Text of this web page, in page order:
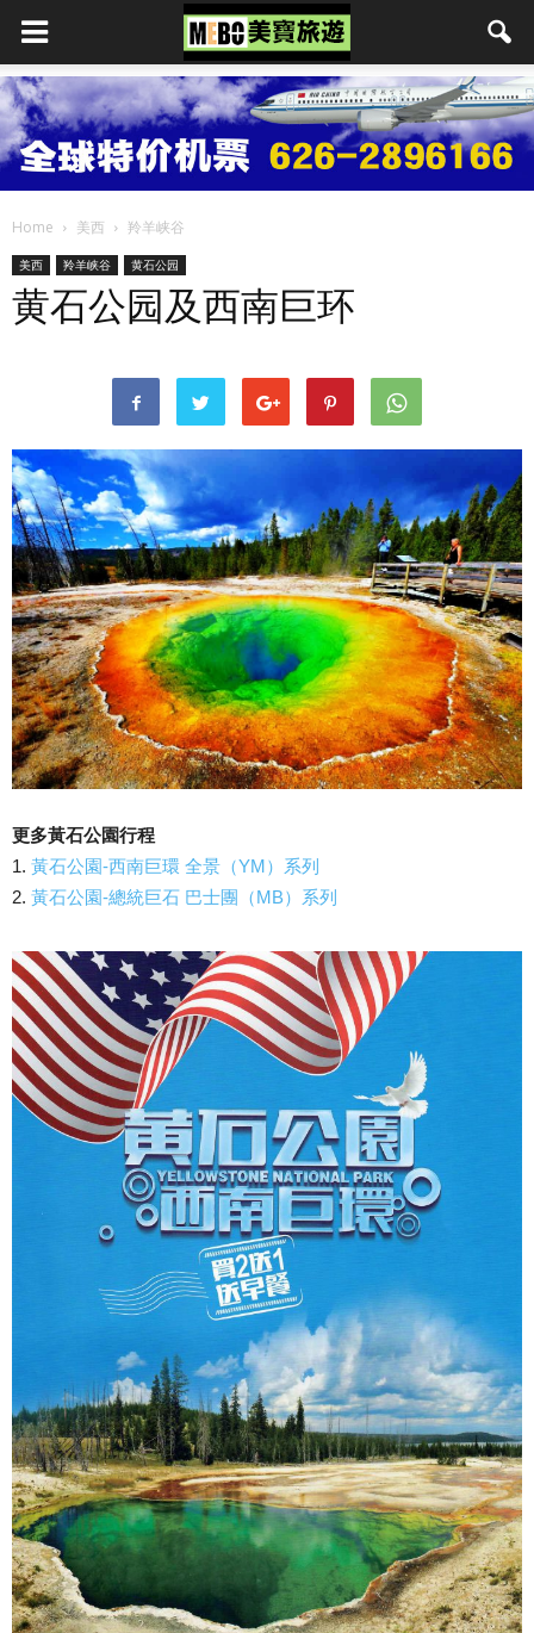
Home 美西 羚羊峡谷
美西 羚羊峡谷 黄石公园
黄石公园及西南巨环
更多黃石公園行程
1. 黃石公園-西南巨環 全景（YM）系列
2. 黃石公園-總統巨石 巴士團（MB）系列